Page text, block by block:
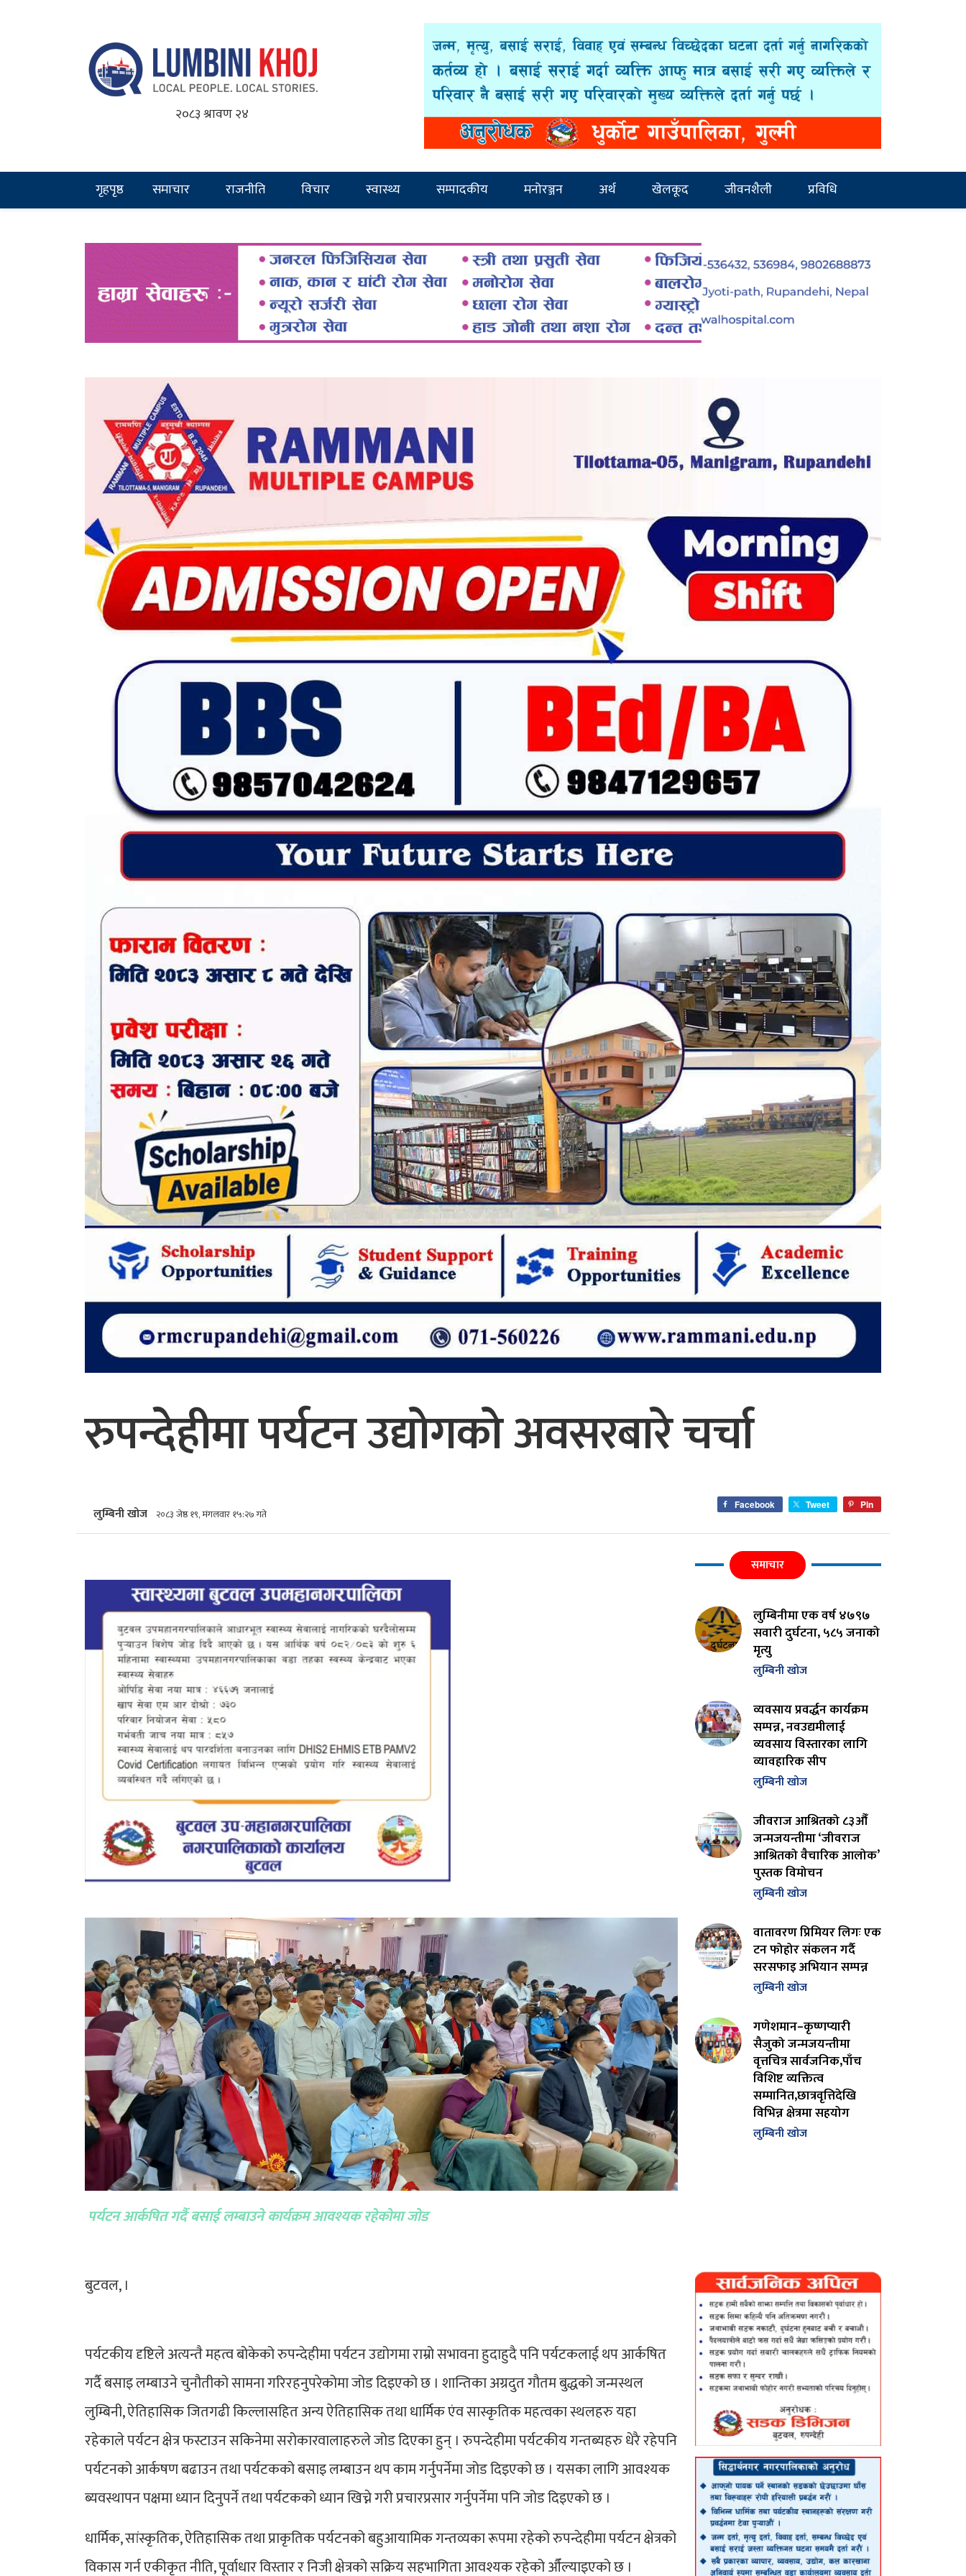
२०८३ श्रावण २४
गृहपृष्ठ समाचार राजनीति विचार स्वास्थ्य सम्पादकीय मनोरञ्जन अर्थ खेलकूद जीवनशैली प्रविधि
रुपन्देहीमा पर्यटन उद्योगको अवसरबारे चर्चा
लुम्बिनी खोज २०८३ जेष्ठ १९, मंगलवार १५:२७ गते
Facebook Tweet Pin
पर्यटन आर्कषित गर्दै बसाई लम्बाउने कार्यक्रम आवश्यक रहेकोमा जोड
बुटवल, ।
पर्यटकीय दृष्टिले अत्यन्तै महत्व बोकेको रुपन्देहीमा पर्यटन उद्योगमा राम्रो सभावना हुदाहुदै पनि पर्यटकलाई थप आर्कषित
गर्दै बसाइ लम्बाउने चुनौतीको सामना गरिरहनुपरेकोमा जोड दिइएको छ । शान्तिका अग्रदुत गौतम बुद्धको जन्मस्थल
लुम्बिनी, ऐतिहासिक जितगढी किल्लासहित अन्य ऐतिहासिक तथा धार्मिक एंव सास्कृतिक महत्वका स्थलहरु यहा
रहेकाले पर्यटन क्षेत्र फस्टाउन सकिनेमा सरोकारवालाहरुले जोड दिएका हुन् । रुपन्देहीमा पर्यटकीय गन्तब्यहरु धेरै रहेपनि
पर्यटनको आर्कषण बढाउन तथा पर्यटकको बसाइ लम्बाउन थप काम गर्नुपर्नेमा जोड दिइएको छ । यसका लागि आवश्यक
ब्यवस्थापन पक्षमा ध्यान दिनुपर्ने तथा पर्यटकको ध्यान खिच्ने गरी प्रचारप्रसार गर्नुपर्नेमा पनि जोड दिइएको छ ।
धार्मिक, सांस्कृतिक, ऐतिहासिक तथा प्राकृतिक पर्यटनको बहुआयामिक गन्तव्यका रूपमा रहेको रुपन्देहीमा पर्यटन क्षेत्रको
विकास गर्न एकीकृत नीति, पूर्वाधार विस्तार र निजी क्षेत्रको सक्रिय सहभागिता आवश्यक रहेको औँल्याइएको छ ।
समाचार
लुम्बिनीमा एक वर्ष ४७९७
सवारी दुर्घटना, ५८५ जनाको
मृत्यु
लुम्बिनी खोज
व्यवसाय प्रवर्द्धन कार्यक्रम
सम्पन्न, नवउद्यमीलाई
व्यवसाय विस्तारका लागि
व्यावहारिक सीप
लुम्बिनी खोज
जीवराज आश्रितको ८३औँ
जन्मजयन्तीमा ‘जीवराज
आश्रितको वैचारिक आलोक’
पुस्तक विमोचन
लुम्बिनी खोज
वातावरण प्रिमियर लिगः एक
टन फोहोर संकलन गर्दै
सरसफाइ अभियान सम्पन्न
लुम्बिनी खोज
गणेशमान–कृष्णप्यारी
सैजुको जन्मजयन्तीमा
वृत्तचित्र सार्वजनिक,पाँच
विशिष्ट व्यक्तित्व
सम्मानित,छात्रवृत्तिदेखि
विभिन्न क्षेत्रमा सहयोग
लुम्बिनी खोज